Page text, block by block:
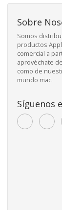
Sobre
Somos
productos
comercial a
aprovéchate
como de
mundo mac.
Síguenos